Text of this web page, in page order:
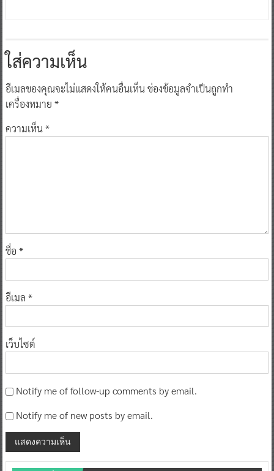
ใส่ความเห็น
อีเมลของคุณจะไม่แสดงให้คนอื่นเห็นช่องข้อมูลจำเป็นถูกทำ
เครื่องหมาย *
ความเห็น*
ชื่อ *
อีเมล *
เว็บไซต์
Notify me of follow-up comments by email.
Notify me of new posts by email.